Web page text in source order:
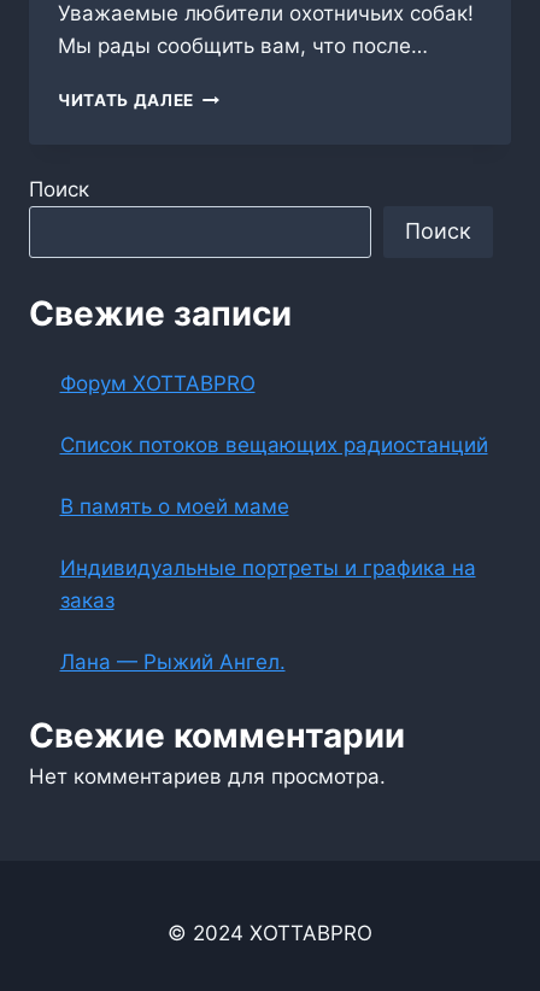
Уважаемые любители охотничьих собак!
Мы рады сообщить вам, что после…
ЧИТАТЬ ДАЛЕЕ САЙТ
Поиск
Поиск
Свежие записи
Форум XOTTABPRO
Список потоков вещающих радиостанций
В память о моей маме
Индивидуальные портреты и графика на
заказ
Лана — Рыжий Ангел.
Свежие комментарии
Нет комментариев для просмотра.
© 2024 XOTTABPRO